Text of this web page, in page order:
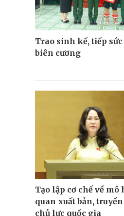
Trao sinh kế, tiếp
biên cương
Tạo lập cơ chế về mô
quan xuất bản,
chủ lực quốc gia